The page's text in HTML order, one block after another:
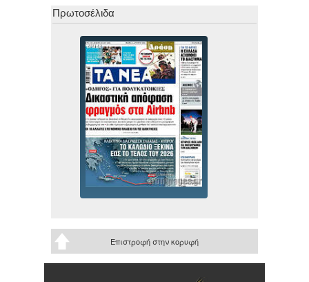
Πρωτοσέλιδα
Επιστροφή στην κορυφή